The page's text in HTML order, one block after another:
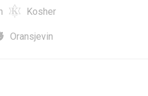
Kosher
Oransjevin